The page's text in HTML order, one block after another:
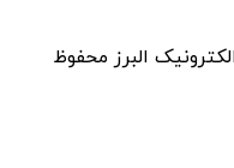
البرز محفوظ